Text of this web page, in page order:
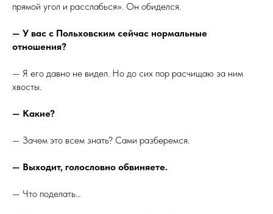
прямой угол и расслабься». Он обиделся.
— У вас с Польховским сейчас нормальные
отношения?
— Я его давно не видел. Но до сих пор расчищаю за ним
хвосты.
— Какие?
— Зачем это всем знать? Сами разберемся.
— Выходит, голословно обвиняете.
— Что поделать…